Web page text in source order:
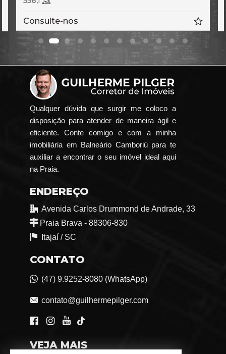
nos
Qualquer dúvida que surgir me coloco a
disposição para atender de maneira ágil e
eficiente. Conte comigo e com a minha
imobiliária em Balneário Camboriú para te
auxiliar a encontrar o seu imóvel ideal aqui
na Praia.
ENDEREÇO
Avenida Carlos Drummond de Andrade, 33
Praia Brava - 88306-830
Itajaí / SC
CONTATO
(47) 9.9252-8080 (WhatsApp)
contato@guilhermepilger.com
VEJA MAIS